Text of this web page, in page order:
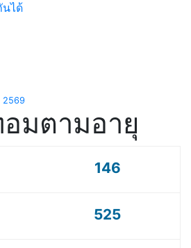
นได้
2569
มตามอายุ
146
525